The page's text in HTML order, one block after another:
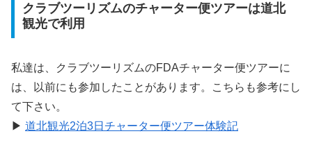
クラブツーリズムのチャーター便ツアーは道北
観光で利用
私達は、クラブツーリズムのFDAチャーター便ツアーに
は、以前にも参加したことがあります。こちらも参考にし
て下さい。
▶ 道北観光2泊3日チャーター便ツアー体験記